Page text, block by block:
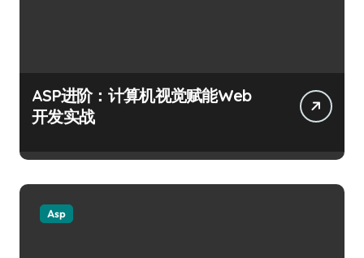
ASP进阶：计算机视觉赋能Web
开发实战
Asp